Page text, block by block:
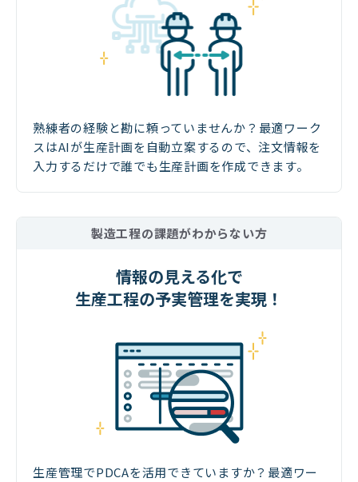
熟練者の経験と勘に頼っていませんか？最適ワーク
スはAIが生産計画を自動立案するので、注文情報を
入力するだけで誰でも生産計画を作成できます。
製造工程の課題がわからない方
情報の見える化で
生産工程の予実管理を実現！
生産管理でPDCAを活用できていますか？最適ワー